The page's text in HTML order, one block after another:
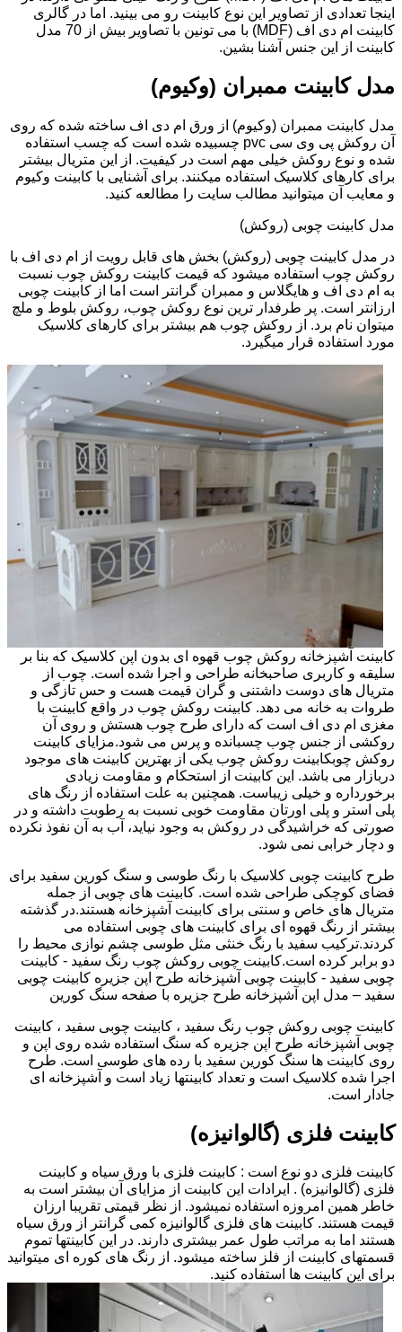
اینجا تعدادی از تصاویر این نوع کابینت رو می بینید. اما در گالری
کابینت ام دی اف (MDF) با می تونین با تصاویر بیش از 70 مدل
کابینت از این جنس آشنا بشین.
مدل کابینت ممبران (وکیوم)
مدل کابینت ممبران (وکیوم) از ورق ام دی اف ساخته شده که روی
آن روکش پی وی سی pvc چسبیده شده است که چسب استفاده
شده و نوع روکش خیلی مهم است در کیفیت. از این متریال بیشتر
برای کارهای کلاسیک استفاده میکنند. برای آشنایی با کابینت وکیوم
و معایب آن میتوانید مطالب سایت را مطالعه کنید.
مدل کابینت چوبی (روکش)
در مدل کابینت چوبی (روکش) بخش های قابل رویت از ام دی اف با
روکش چوب استفاده میشود که قیمت کابینت روکش چوب نسبت
به ام دی اف و هایگلاس و ممبران گرانتر است اما از کابینت چوبی
ارزانتر است. پر طرفدار ترین نوع روکش چوب، روکش بلوط و ملچ
میتوان نام برد. از روکش چوب هم بیشتر برای کارهای کلاسیک
مورد استفاده قرار میگیرد.
کابینت آشپزخانه روکش چوب قهوه ای بدون اپن کلاسیک که بنا بر
سلیقه و کاربری صاحبخانه طراحی و اجرا شده است. چوب از
متریال های دوست داشتنی و گران قیمت هست و حس تازگی و
طروات به خانه می دهد. کابینت روکش چوب در واقع کابینت با
مغزی ام دی اف است که دارای طرح چوب هستش و روی آن
روکشی از جنس چوب چسبانده و پرس می شود.مزایای کابینت
روکش چوبکابینت روکش چوب یکی از بهترین کابینت های موجود
دربازار می باشد. این کابینت از استحکام و مقاومت زیادی
برخورداره و خیلی زیباست. همچنین به علت استفاده از رنگ های
پلی استر و پلی اورتان مقاومت خوبی نسبت به رطوبت داشته و در
صورتی که خراشیدگی در روکش به وجود نیاید، آب به آن نفوذ نکرده
و دچار خرابی نمی شود.
طرح کابینت چوبی کلاسیک با رنگ طوسی و سنگ کورین سفید برای
فضای کوچکی طراحی شده است. کابینت های چوبی از جمله
متریال های خاص و سنتی برای کابینت آشپزخانه هستند.در گذشته
بیشتر از رنگ قهوه ای برای کابینت های چوبی استفاده می
کردند.ترکیب سفید با رنگ خنثی مثل طوسی چشم نوازی محیط را
دو برابر کرده است.کابینت چوبی روکش چوب رنگ سفید - کابینت
چوبی سفید - کابینت چوبی آشپزخانه طرح اپن جزیره کابینت چوبی
سفید – مدل اپن آشپزخانه طرح جزیره با صفحه سنگ کورین
کابینت چوبی روکش چوب رنگ سفید ، کابینت چوبی سفید ، کابینت
چوبی آشپزخانه طرح اپن جزیره که سنگ استفاده شده روی اپن و
روی کابینت ها سنگ کورین سفید با رده های طوسی است. طرح
اجرا شده کلاسیک است و تعداد کابینتها زیاد است و آشپزخانه ای
جادار است.
کابینت فلزی (گالوانیزه)
کابینت فلزی دو نوع است : کابینت فلزی با ورق سیاه و کابینت
فلزی (گالوانیزه) . ایرادات این کابینت از مزایای آن بیشتر است به
خاطر همین امروزه استفاده نمیشود. از نظر قیمتی تقریبا ارزان
قیمت هستند. کابینت های فلزی گالوانیزه کمی گرانتر از ورق سیاه
هستند اما به مراتب طول عمر بیشتری دارند. در این کابینتها تموم
قسمتهای کابینت از فلز ساخته میشود. از رنگ های کوره ای میتوانید
برای این کابینت ها استفاده کنید.